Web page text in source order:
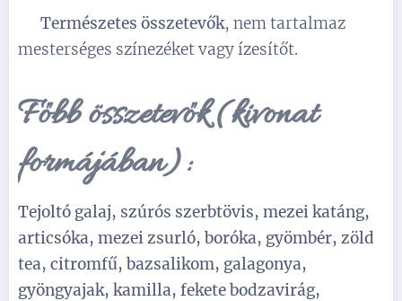
Természetes összetevők, nem tartalmaz
mesterséges színezéket vagy ízesítőt.
Főbb összetevők (kivonat
formájában):
Tejoltó galaj, szúrós szerbtövis, mezei katáng,
articsóka, mezei zsurló, boróka, gyömbér, zöld
tea, citromfű, bazsalikom, galagonya,
gyöngyajak, kamilla, fekete bodzavirág,